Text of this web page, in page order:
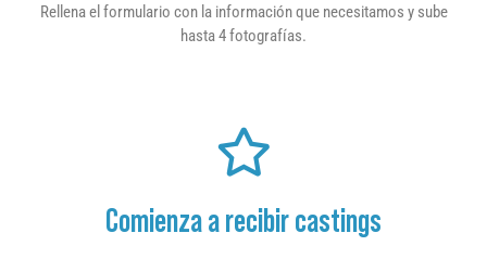
Rellena el formulario con la información que necesitamos y sube
hasta 4 fotografías.
Comienza a recibir castings